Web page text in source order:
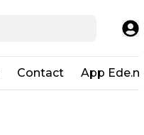
Contact App